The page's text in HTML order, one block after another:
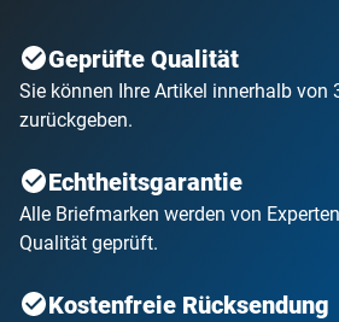
Geprüfte Qualität
Sie können Ihre Artikel innerhalb von
zurückgeben.
Echtheitsgarantie
Alle Briefmarken werden von
Qualität geprüft.
Kostenfreie Rücksendung